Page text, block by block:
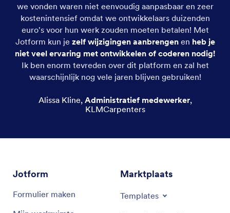
we vonden waren niet eenvoudig aanpasbaar en zeer
kostenintensief omdat we ontwikkelaars duizenden
euro's voor hun werk zouden moeten betalen! Met
Jotform kun je zelf wijzigingen aanbrengenen heb je
niet veel ervaring met ontwikkelen of coderen nodig!
Ik ben enorm tevreden over dit platform en zal het
waarschijnlijk nog vele jaren blijven gebruiken!
Alissa Kline, Administratief medewerker,
KLMCarpenters
Jotform
Formulier maken
Marktplaats
Templates